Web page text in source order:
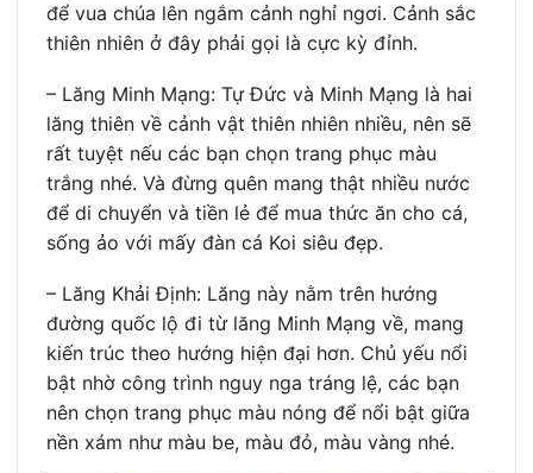
để vua chúa lên ngắm cảnh nghỉ ngơi. Cảnh sắc
thiên nhiên ở đây phải gọi là cực kỳ đỉnh.
– Lăng Minh Mạng: Tự Đức và Minh Mạng là hai
lăng thiên về cảnh vật thiên nhiên nhiều, nên sẽ
rất tuyệt nếu các bạn chọn trang phục màu
trắng nhé. Và đừng quên mang thật nhiều nước
để di chuyển và tiền lẻ để mua thức ăn cho cá,
sống ảo với mấy đàn cá Koi siêu đẹp.
– Lăng Khải Định: Lăng này nằm trên hướng
đường quốc lộ đi từ lăng Minh Mạng về, mang
kiến trúc theo hướng hiện đại hơn. Chủ yếu nổi
bật nhờ công trình nguy nga tráng lệ, các bạn
nên chọn trang phục màu nóng để nổi bật giữa
nền xám như màu be, màu đỏ, màu vàng nhé.